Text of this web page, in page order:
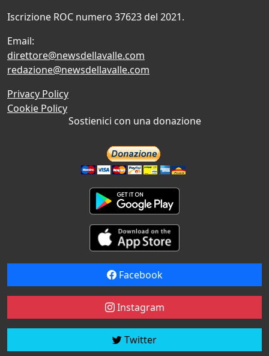
Iscrizione ROC numero 37623 del 2021.
Email:
direttore@newsdellavalle.com
redazione@newsdellavalle.com
Privacy Policy
Cookie Policy
Sostienici con una donazione
Facebook
Instagram
Twitter